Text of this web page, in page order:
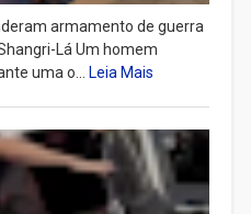
armamento de guerra
Lá Um homem
uma o... Leia Mais